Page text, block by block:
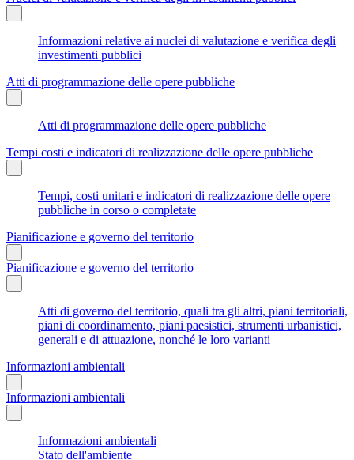
Informazioni relative ai nuclei di valutazione e verifica degli
investimenti pubblici
Atti di programmazione delle opere pubbliche
Atti di programmazione delle opere pubbliche
Tempi costi e indicatori di realizzazione delle opere pubbliche
Tempi, costi unitari e indicatori di realizzazione delle opere
pubbliche in corso o completate
Pianificazione e governo del territorio
Pianificazione e governo del territorio
Atti di governo del territorio, quali tra gli altri, piani territoriali,
piani di coordinamento, piani paesistici, strumenti urbanistici,
generali e di attuazione, nonché le loro varianti
Informazioni ambientali
Informazioni ambientali
Informazioni ambientali
Stato dell'ambiente